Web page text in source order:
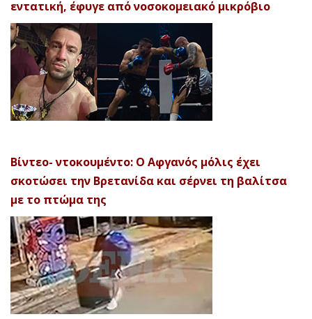
εντατική, έφυγε από νοσοκομειακό μικρόβιο
Βίντεο- ντοκουμέντο: Ο Αφγανός μόλις έχει
σκοτώσει την Βρετανίδα και σέρνει τη βαλίτσα
με το πτώμα της